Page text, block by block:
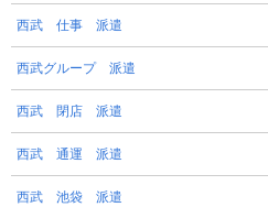
西武 仕事 派遣
西武グループ 派遣
西武 閉店 派遣
西武 通運 派遣
西武 池袋 派遣